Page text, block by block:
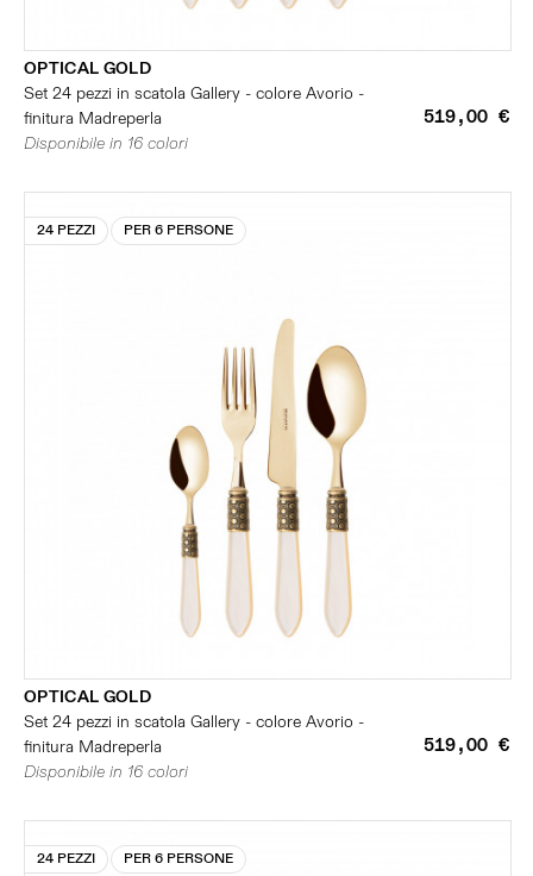
OPTICAL GOLD
Set 24 pezzi in scatola Gallery - colore Avorio -
finitura Madreperla
519,00 €
Disponibile in 16 colori
24 PEZZI PER 6 PERSONE
OPTICAL GOLD
Set 24 pezzi in scatola Gallery - colore Avorio -
finitura Madreperla
519,00 €
Disponibile in 16 colori
24 PEZZI PER 6 PERSONE